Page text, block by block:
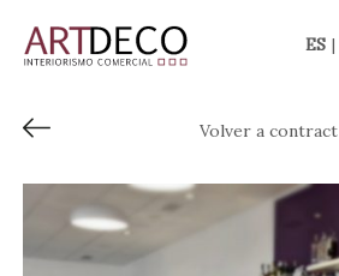
ES
Volver a contract